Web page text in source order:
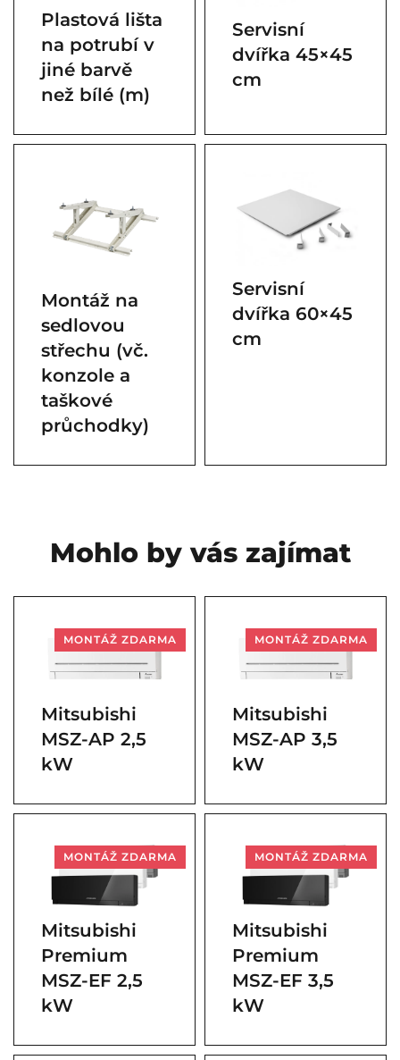
Plastová lišta
na potrubí v
jiné barvě
než bílé (m)
Servisní
dvířka 45×45
cm
Montáž na
sedlovou
střechu (vč.
konzole a
taškové
průchodky)
Servisní
dvířka 60×45
cm
Mohlo by vás zajímat
MONTÁŽ ZDARMA
Mitsubishi
MSZ-AP 2,5
kW
MONTÁŽ ZDARMA
Mitsubishi
MSZ-AP 3,5
kW
MONTÁŽ ZDARMA
Mitsubishi
Premium
MSZ-EF 2,5
kW
MONTÁŽ ZDARMA
Mitsubishi
Premium
MSZ-EF 3,5
kW